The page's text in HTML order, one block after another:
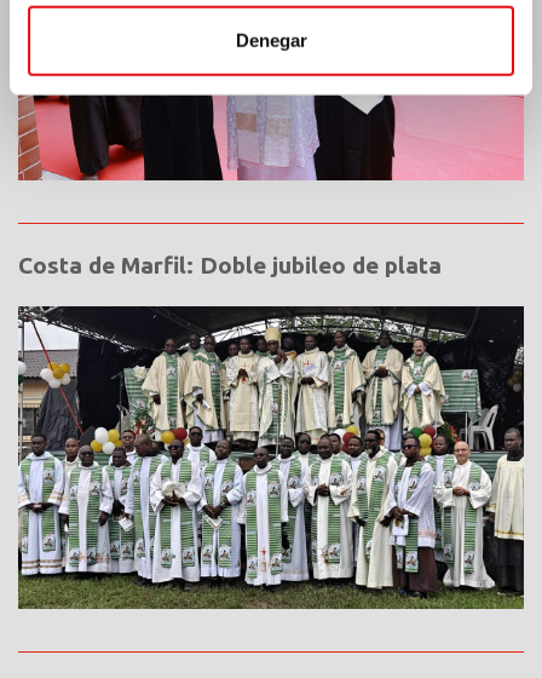
Denegar
Costa de Marfil: Doble jubileo de plata